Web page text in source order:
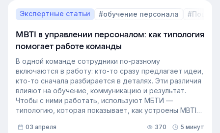
вручную — трудоёмкая задача. Однако с приходом
автоматизации формирование кадрового запаса
перестало требовать большого ресурса. Теперь это
важный инструмент для любой компании, которая не
хочет зависеть от капризов рынка труда. В статье
разберёмся, как выстроить процесс формирование
кадрового резерва с помощью современных
инструментов.
Экспертные статьи #обучение персонала
MBTI в управлении персоналом: как типология
помогает работе команды
В одной команде сотрудники по-разному
включаются в работу: кто-то сразу предлагает идеи,
кто-то сначала разбирается в деталях. Эти различия
влияют на обучение, коммуникацию и результат.
Чтобы с ними работать, используют МБТИ —
типологию, которая показывает, как устроены MBTI
это тестирование применяют в бизнесе и какую
03 апреля 370 5 минут